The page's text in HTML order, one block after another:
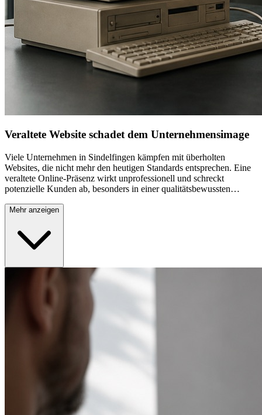
Veraltete Website schadet dem Unternehmensimage
Viele Unternehmen in Sindelfingen kämpfen mit überholten
Websites, die nicht mehr den heutigen Standards entsprechen. Eine
veraltete Online-Präsenz wirkt unprofessionell und schreckt
potenzielle Kunden ab, besonders in einer qualitätsbewussten
zeitgemäße, benutzerfreundliche Websites. Fehlen diese
Konkurrenz. Eine professionelle Überarbeitung Ihrer Website ist
daher unerlässlich für den langfristigen Geschäftserfolg.
Mehr anzeigen